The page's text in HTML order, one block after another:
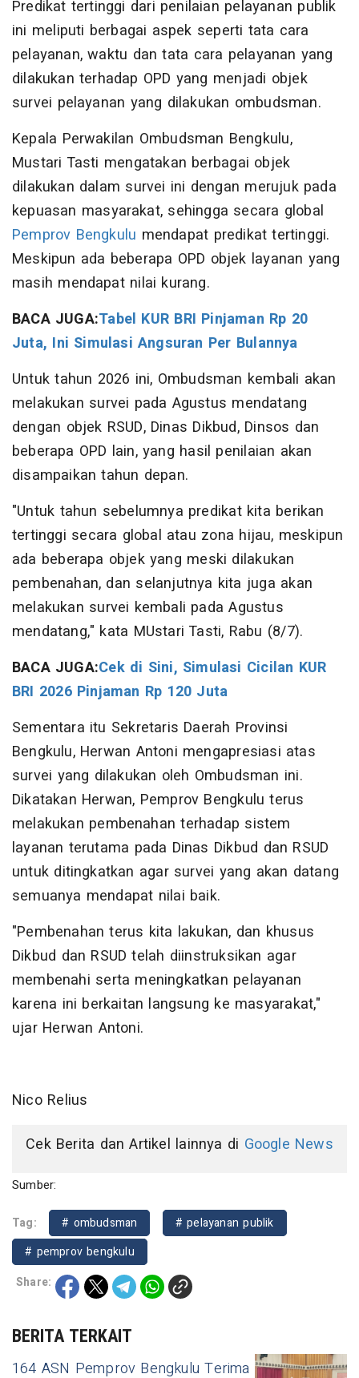
Predikat tertinggi dari penilaian pelayanan publik
ini meliputi berbagai aspek seperti tata cara
pelayanan, waktu dan tata cara pelayanan yang
dilakukan terhadap OPD yang menjadi objek
survei pelayanan yang dilakukan ombudsman.
Kepala Perwakilan Ombudsman Bengkulu,
Mustari Tasti mengatakan berbagai objek
dilakukan dalam survei ini dengan merujuk pada
kepuasan masyarakat, sehingga secara global
Pemprov Bengkulu mendapat predikat tertinggi.
Meskipun ada beberapa OPD objek layanan yang
masih mendapat nilai kurang.
BACA JUGA:Tabel KUR BRI Pinjaman Rp 20
Juta, Ini Simulasi Angsuran Per Bulannya
Untuk tahun 2026 ini, Ombudsman kembali akan
melakukan survei pada Agustus mendatang
dengan objek RSUD, Dinas Dikbud, Dinsos dan
beberapa OPD lain, yang hasil penilaian akan
disampaikan tahun depan.
"Untuk tahun sebelumnya predikat kita berikan
tertinggi secara global atau zona hijau, meskipun
ada beberapa objek yang meski dilakukan
pembenahan, dan selanjutnya kita juga akan
melakukan survei kembali pada Agustus
mendatang," kata MUstari Tasti, Rabu (8/7).
BACA JUGA:Cek di Sini, Simulasi Cicilan KUR
BRI 2026 Pinjaman Rp 120 Juta
Sementara itu Sekretaris Daerah Provinsi
Bengkulu, Herwan Antoni mengapresiasi atas
survei yang dilakukan oleh Ombudsman ini.
Dikatakan Herwan, Pemprov Bengkulu terus
melakukan pembenahan terhadap sistem
layanan terutama pada Dinas Dikbud dan RSUD
untuk ditingkatkan agar survei yang akan datang
semuanya mendapat nilai baik.
"Pembenahan terus kita lakukan, dan khusus
Dikbud dan RSUD telah diinstruksikan agar
membenahi serta meningkatkan pelayanan
karena ini berkaitan langsung ke masyarakat,"
ujar Herwan Antoni.
Nico Relius
Cek Berita dan Artikel lainnya di Google News
Sumber:
Tag: # ombudsman
# pelayanan publik
# pemprov bengkulu
Share:
BERITA TERKAIT
164 ASN Pemprov Bengkulu Terima